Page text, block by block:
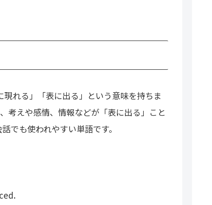
れる」「表に出る」という意味を持ちま
考えや感情、情報などが「表に出る」こと
でも使われやすい単語です。